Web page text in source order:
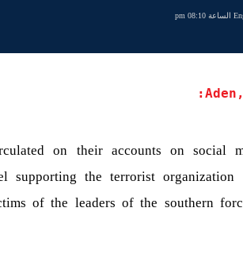
on their accounts on social
supporting the terrorist organization
of the leaders of the southern